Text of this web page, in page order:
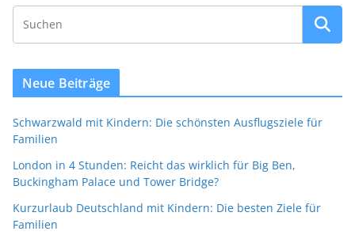
Neue Beiträge
Schwarzwald mit Kindern: Die schönsten Ausflugsziele für
Familien
London in 4 Stunden: Reicht das wirklich für Big Ben,
Buckingham Palace und Tower Bridge?
Kurzurlaub Deutschland mit Kindern: Die besten Ziele für
Familien